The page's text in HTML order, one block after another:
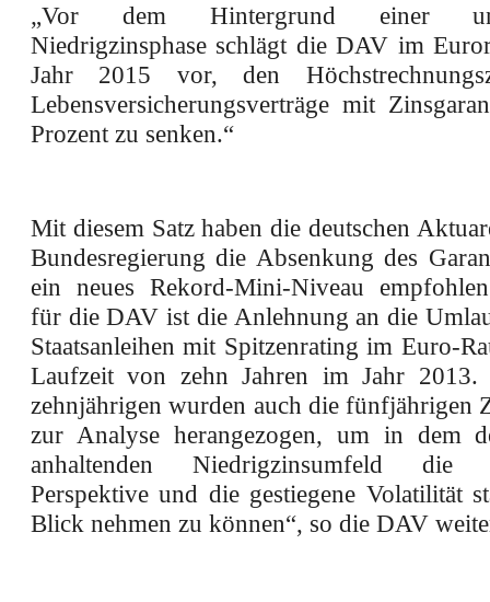
„Vor dem Hintergrund einer
Niedrigzinsphase schlägt die DAV im
Jahr 2015 vor, den
Lebensversicherungsverträge mit
Prozent zu senken.“
Mit diesem Satz haben die deutschen
Bundesregierung die Absenkung des
ein neues Rekord-Mini-Niveau
für die DAV ist die Anlehnung an die
Staatsanleihen mit Spitzenrating im Euro-
Laufzeit von zehn Jahren im Jahr 2013.
zehnjährigen wurden auch die fünfjährigen
zur Analyse herangezogen, um in dem
anhaltenden Niedrigzinsumfeld die
Perspektive und die gestiegene Volatilität
Blick nehmen zu können“, so die DAV